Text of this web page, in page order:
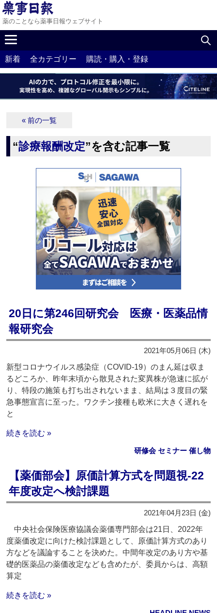
薬のことなら薬事日報ウェブサイト
新着 全カテゴリー 購読・購入・登録
« 前の一覧
“診療報酬改定”を含む記事一覧
20日に第246回研究会 医療・医薬品情
報研究会
2021年05月06日 (木)
新型コロナウイルス感染症（COVID-19）のまん延は収ま
るどころか、昨年末頃から散見された変異株が急速に拡が
り、特段の施策も打ち出されないまま、結局は３度目の緊
急事態宣言に至った。ワクチン接種も欧米に大きく遅れを
と
続きを読む »
研修会 セミナー 催し物
【薬価部会】原価計算方式を問題視‐22
年度改定へ検討課題
2021年04月23日 (金)
中央社会保険医療協議会薬価専門部会は21日、2022年
度薬価改定に向けた検討課題として、原価計算方式のあり
方などを議論することを決めた。中間年改定のあり方や基
礎的医薬品の薬価改定なども含めたが、委員からは、高額
算定
続きを読む »